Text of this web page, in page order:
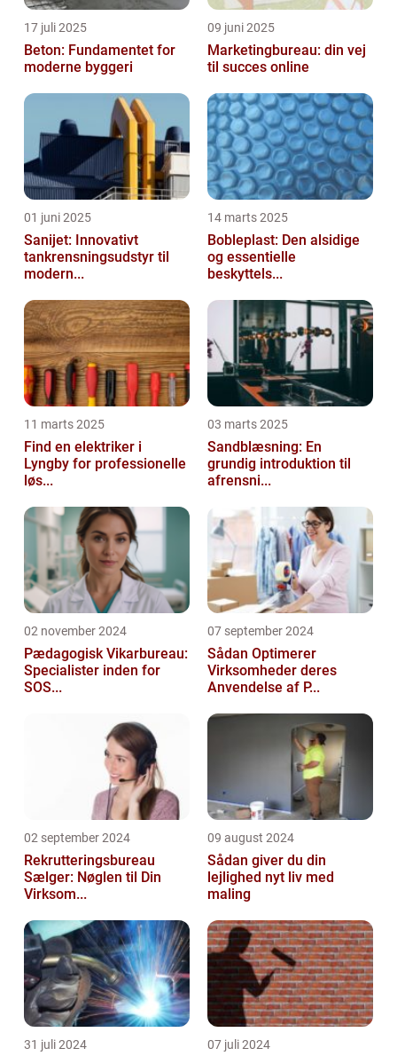
17 juli 2025
Beton: Fundamentet for
moderne byggeri
09 juni 2025
Marketingbureau: din vej
til succes online
01 juni 2025
Sanijet: Innovativt
tankrensningsudstyr til
modern...
14 marts 2025
Bobleplast: Den alsidige
og essentielle
beskyttels...
11 marts 2025
Find en elektriker i
Lyngby for professionelle
løs...
03 marts 2025
Sandblæsning: En
grundig introduktion til
afrensni...
02 november 2024
Pædagogisk Vikarbureau:
Specialister inden for
SOS...
07 september 2024
Sådan Optimerer
Virksomheder deres
Anvendelse af P...
02 september 2024
Rekrutteringsbureau
Sælger: Nøglen til Din
Virksom...
09 august 2024
Sådan giver du din
lejlighed nyt liv med
maling
31 juli 2024 07 juli 2024